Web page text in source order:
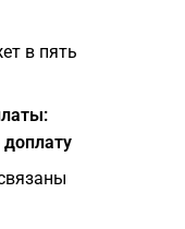
в пять